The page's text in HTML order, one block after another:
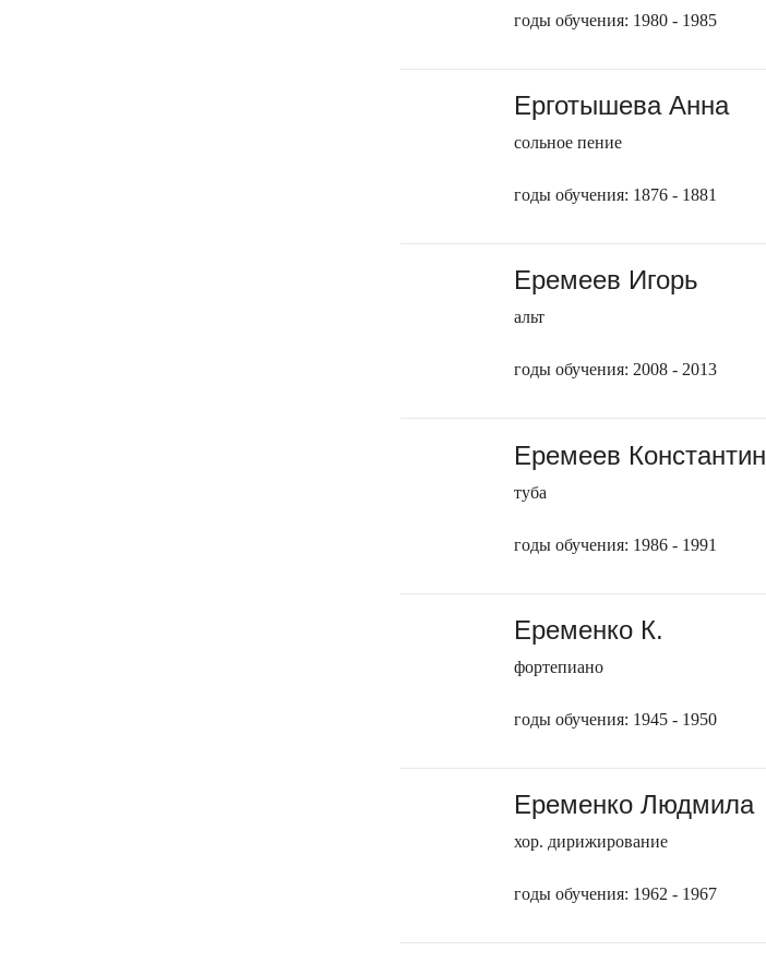
годы обучения: 1980 - 1985
Ерготышева Анна
сольное пение
годы обучения: 1876 - 1881
Еремеев Игорь
альт
годы обучения: 2008 - 2013
Еремеев Константин
туба
годы обучения: 1986 - 1991
Еременко К.
фортепиано
годы обучения: 1945 - 1950
Еременко Людмила
хор. дирижирование
годы обучения: 1962 - 1967